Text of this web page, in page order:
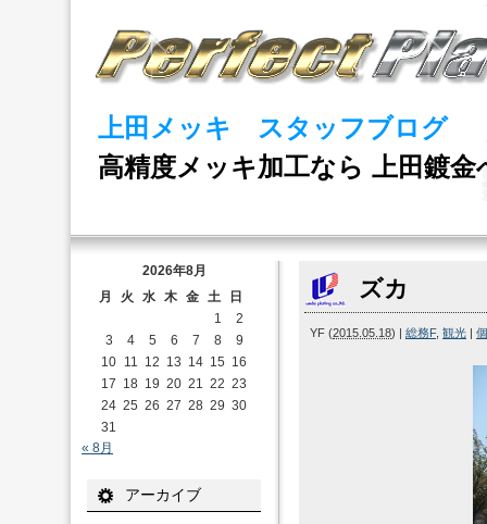
上田メッキ スタッフブログ
高精度メッキ加工なら 上田鍍金
ズカ
YF (2015.05.18) | 総務F, 観光 |
2026年8月
月
火 水 木 金 土
日
1
2
3
4 5 6 7 8
9
10 11 12 13 14 15 16
17 18 19 20 21 22 23
24 25 26 27 28 29 30
31
« 8月
アーカイブ